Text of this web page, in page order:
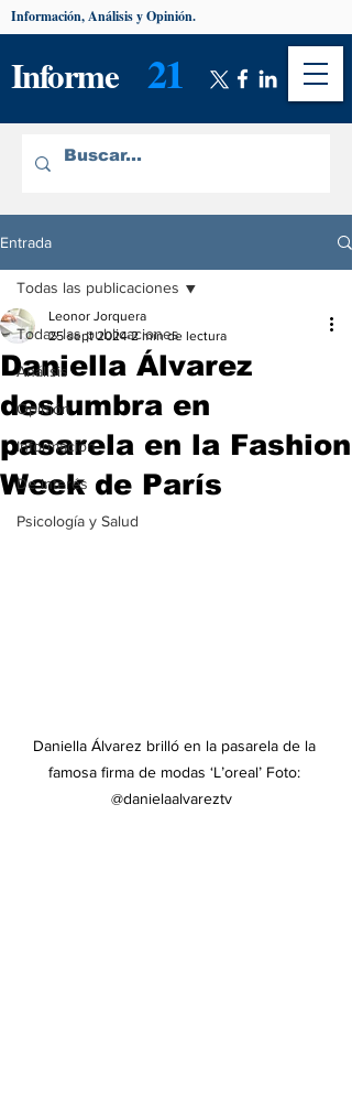
Informe 21
Información, Análisis y Opinión.
Entrada
Todas las publicaciones
Análisis
Opinión
Información
De interés
Psicología y Salud
Todas las publicaciones
Daniella Álvarez
deslumbra en
pasarela en la Fashion
Week de París
Leonor Jorquera
25 sept 2024 2 min de lectura
Daniella Álvarez brilló en la pasarela de la
famosa firma de modas ‘L’oreal’ Foto:
@danielaalvareztv